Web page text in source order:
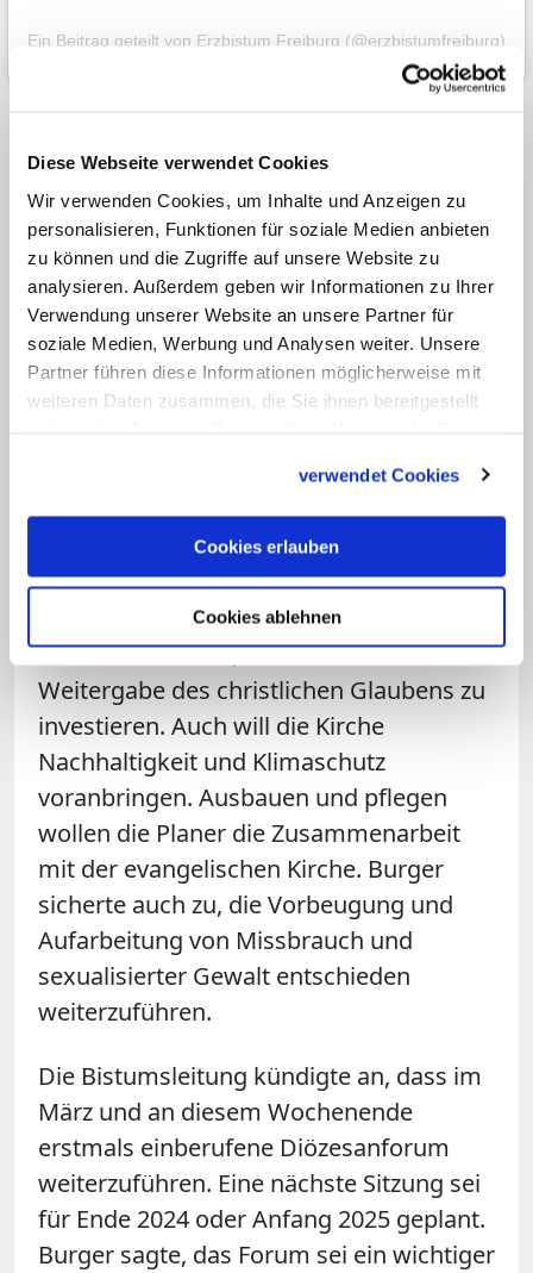
Diese Webseite verwendet Cookies
Wir verwenden Cookies, um Inhalte und Anzeigen zu
personalisieren, Funktionen für soziale Medien anbieten
zu können und die Zugriffe auf unsere Website zu
analysieren. Außerdem geben wir Informationen zu Ihrer
Verwendung unserer Website an unsere Partner für
soziale Medien, Werbung und Analysen weiter. Unsere
Partner führen diese Informationen möglicherweise mit
weiteren Daten zusammen, die Sie ihnen bereitgestellt
verwendet Cookies
Cookies erlauben
Cookies ablehnen
Ein Beitrag geteilt von Erzbistum Freiburg (@erzbistumfreiburg)
mehrheitlich dafür, wo immer möglich
ehrenamtlich Engagierte mit
Leitungsaufgaben zu betrauen. Ähnlich
wie die bisherigen Kirchengemeinderäte
sollen den Plänen zufolge Pfarreiräte
sowie örtliche Gemeindeteammitglieder
gewählt werden. Die hauptamtlichen
Geschäftsführer der Pfarreien soll laut
den Pfarreien vor Ort angestellt werden,
um deren Eigenständigkeit zu stärken.
In der Planung sind auchneue Seelsorge-
. In Leitlinien hat das Forum
zudem vereinbart, mehr in die
Weitergabe des christlichen Glaubens zu
investieren. Auch will die Kirche
Nachhaltigkeit und Klimaschutz
voranbringen. Ausbauen und pflegen
wollen die Planer die Zusammenarbeit
mit der evangelischen Kirche. Burger
sicherte auch zu, die Vorbeugung und
Aufarbeitung von Missbrauch und
sexualisierter Gewalt entschieden
weiterzuführen.
Die Bistumsleitung kündigte an, dass im
März und an diesem Wochenende
erstmals einberufene Diözesanforum
weiterzuführen. Eine nächste Sitzung sei
für Ende 2024 oder Anfang 2025 geplant.
Burger sagte, das Forum sei ein wichtiger